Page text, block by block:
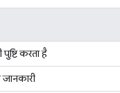
करता है